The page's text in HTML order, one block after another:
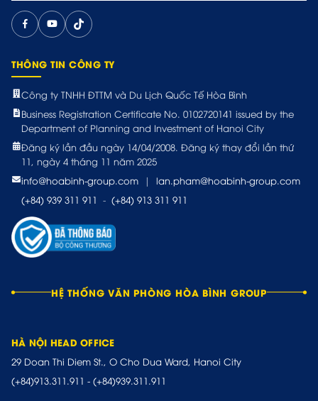
THÔNG TIN CÔNG TY
Công ty TNHH ĐTTM và Du Lịch Quốc Tế Hòa Bình
Business Registration Certificate No. 0102720141 issued by the
Department of Planning and Investment of Hanoi City
Đăng ký lần đầu ngày 14/04/2008. Đăng ký thay đổi lần thứ
11, ngày 4 tháng 11 năm 2025
info@hoabinh-group.com
|
lan.pham@hoabinh-group.com
(+84) 939 311 911 - (+84) 913 311 911
HỆ THỐNG VĂN PHÒNG HÒA BÌNH GROUP
HÀ NỘI HEAD OFFICE
29 Doan Thi Diem St., O Cho Dua Ward, Hanoi City
(+84)913.311.911 - (+84)939.311.911